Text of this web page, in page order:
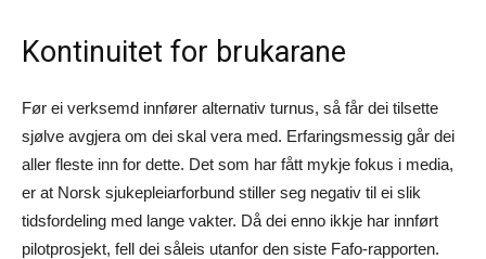
Kontinuitet for brukarane
Før ei verksemd innfører alternativ turnus, så får dei tilsette
sjølve avgjera om dei skal vera med. Erfaringsmessig går dei
aller fleste inn for dette. Det som har fått mykje fokus i media,
er at Norsk sjukepleiarforbund stiller seg negativ til ei slik
tidsfordeling med lange vakter. Då dei enno ikkje har innført
pilotprosjekt, fell dei såleis utanfor den siste Fafo-rapporten.